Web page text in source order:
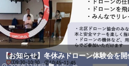
【お知らせ】冬休みドローン体験会を開